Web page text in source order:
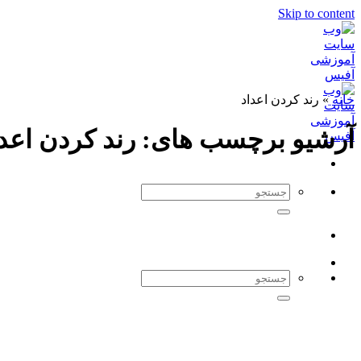
Skip to content
خانه» رند کردن اعداد
آرشیو برچسب های: رند کردن